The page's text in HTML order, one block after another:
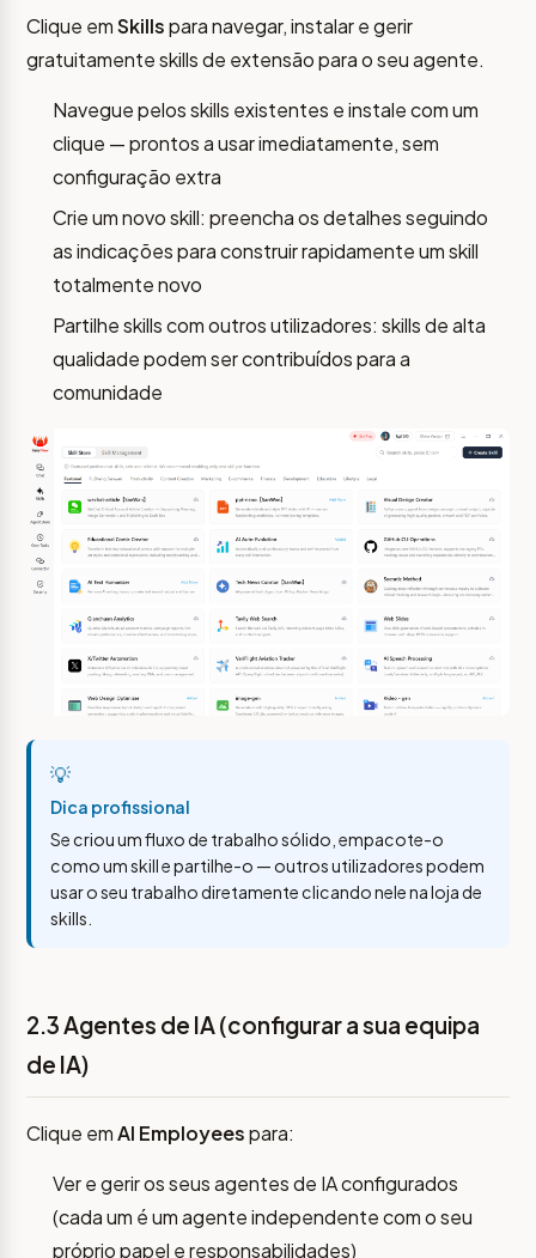
Clique emSkillspara navegar, instalar e gerir
gratuitamente skills de extensão para o seu agente.
Navegue pelos skills existentes e instale com um
clique — prontos a usar imediatamente, sem
configuração extra
Crie um novo skill: preencha os detalhes seguindo
as indicações para construir rapidamente um skill
totalmente novo
Partilhe skills com outros utilizadores: skills de alta
qualidade podem ser contribuídos para a
comunidade
💡
Dica profissional
Se criou um fluxo de trabalho sólido, empacote-o
como um skill e partilhe-o — outros utilizadores podem
usar o seu trabalho diretamente clicando nele na loja de
skills.
2.3 Agentes de IA (configurar a sua equipa
de IA)
Clique emAI Employeespara:
Ver e gerir os seus agentes de IA configurados
(cada um é um agente independente com o seu
próprio papel e responsabilidades)